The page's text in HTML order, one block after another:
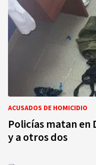
ACUSADOS DE HOMICIDIO
Policías matan en
y a otros dos